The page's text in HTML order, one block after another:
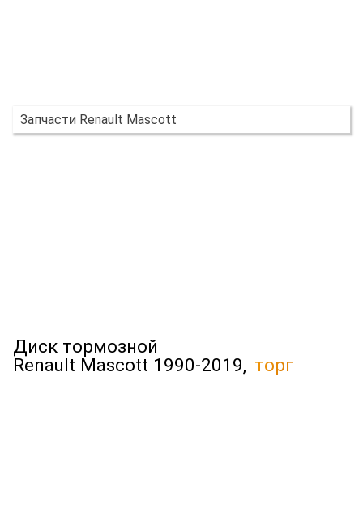
Запчасти Renault Mascott
Диск тормозной
Renault Mascott 1990-2019, торг